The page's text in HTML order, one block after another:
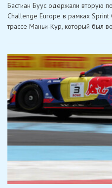
одержал
победу
во
второй
Маньи-
Кур
Бастиан Буус одержали вторую
Challenge Europe в рамках Sprint
трассе Маньи-Кур, который был